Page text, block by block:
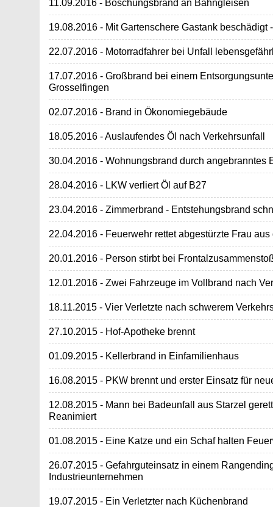
11.09.2016 - Böschungsbrand an Bahngleisen
19.08.2016 - Mit Gartenschere Gastank beschädigt
22.07.2016 - Motorradfahrer bei Unfall
17.07.2016 - Großbrand bei einem
Grosselfingen
02.07.2016 - Brand in Ökonomiegebäude
18.05.2016 - Auslaufendes Öl nach Verkehrsunfall
30.04.2016 - Wohnungsbrand durch angebranntes
28.04.2016 - LKW verliert Öl auf B27
23.04.2016 - Zimmerbrand - Entstehungsbrand
22.04.2016 - Feuerwehr rettet abgestürzte Frau aus
20.01.2016 - Person stirbt bei
12.01.2016 - Zwei Fahrzeuge im Vollbrand nach
18.11.2015 - Vier Verletzte nach schwerem
27.10.2015 - Hof-Apotheke brennt
01.09.2015 - Kellerbrand in Einfamilienhaus
16.08.2015 - PKW brennt und erster Einsatz für
12.08.2015 - Mann bei Badeunfall aus Starzel
Reanimiert
01.08.2015 - Eine Katze und ein Schaf halten
26.07.2015 - Gefahrguteinsatz in einem
Industrieunternehmen
19.07.2015 - Ein Verletzter nach Küchenbrand